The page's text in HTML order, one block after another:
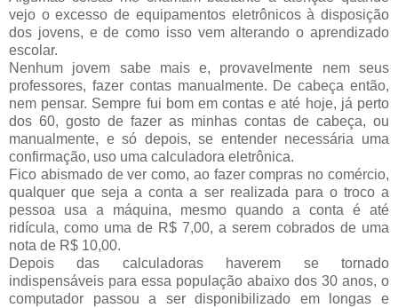
vejo o excesso de equipamentos eletrônicos à disposição
dos jovens, e de como isso vem alterando o aprendizado
escolar.
Nenhum jovem sabe mais e, provavelmente nem seus
professores, fazer contas manualmente. De cabeça então,
nem pensar. Sempre fui bom em contas e até hoje, já perto
dos 60, gosto de fazer as minhas contas de cabeça, ou
manualmente, e só depois, se entender necessária uma
confirmação, uso uma calculadora eletrônica.
Fico abismado de ver como, ao fazer compras no comércio,
qualquer que seja a conta a ser realizada para o troco a
pessoa usa a máquina, mesmo quando a conta é até
ridícula, como uma de R$ 7,00, a serem cobrados de uma
nota de R$ 10,00.
Depois das calculadoras haverem se tornado
indispensáveis para essa população abaixo dos 30 anos, o
computador passou a ser disponibilizado em longas e